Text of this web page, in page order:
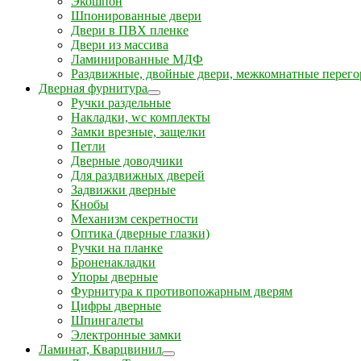
Шпонированные двери
Двери в ПВХ пленке
Двери из массива
Ламинированные МДФ
Раздвижные, двойные двери, межкомнатные
Дверная фурнитура
Ручки раздельные
Накладки, wc комплекты
Замки врезные, защелки
Петли
Дверные доводчики
Для раздвижных дверей
Задвижки дверные
Кнобы
Механизм секретности
Оптика (дверные глазки)
Ручки на планке
Броненакладки
Упоры дверные
Фурнитура к противопожарным дверям
Цифры дверные
Шпингалеты
Электронные замки
Ламинат, Кварцвинил